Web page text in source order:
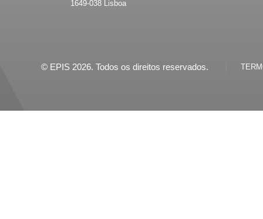
1649-038 Lisboa
© EPIS 2026. Todos os direitos reservados.